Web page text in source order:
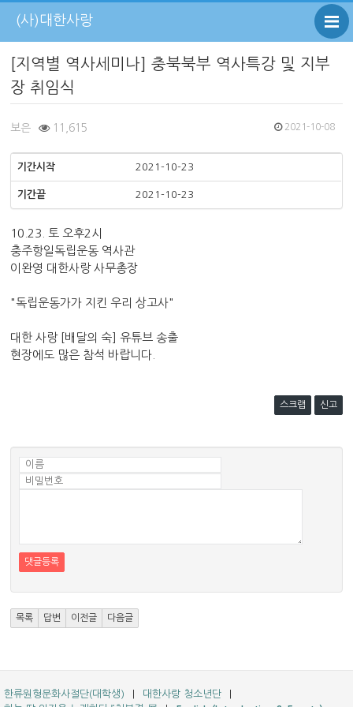
(사)대한사랑
[지역별 역사세미나] 충북북부 역사특강 및 지부
장 취임식
보은 11,615 2021-10-08
기간시작 2021-10-23
기간끝 2021-10-23
10.23. 토 오후2시
충주항일독립운동 역사관
이완영 대한사랑 사무총장
"독립운동가가 지킨 우리 상고사"
대한 사랑 [배달의 숙] 유튜브 송출
현장에도 많은 참석 바랍니다.
스크랩 신고
댓글등록
목록 답변 이전글 다음글
한류원형문화사절단(대학생)
대한사랑 청소년단